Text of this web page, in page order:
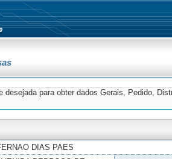
desejada para obter dados Gerais, Pedido,
DIAS PAES